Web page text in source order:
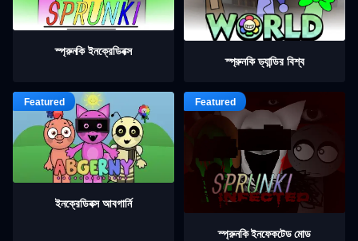
স্প্রুনকি ইনক্রেডিবক্স
স্প্রুনকি ড্যান্ডির বিশ্ব
ইনক্রেডিবক্স আবগার্নি
স্প্রুনকি ইনফেকটেড মোড